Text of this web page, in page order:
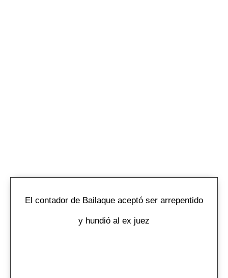
El contador de Bailaque aceptó ser arrepentido
y hundió al ex juez